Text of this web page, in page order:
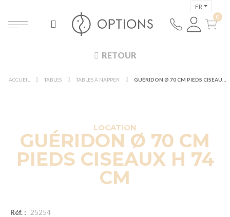
FR
RETOUR
ACCUEIL TABLES TABLES À NAPPER
LOCATION
GUÉRIDON Ø 70 CM
PIEDS CISEAUX H 74
CM
Réf. : 25254